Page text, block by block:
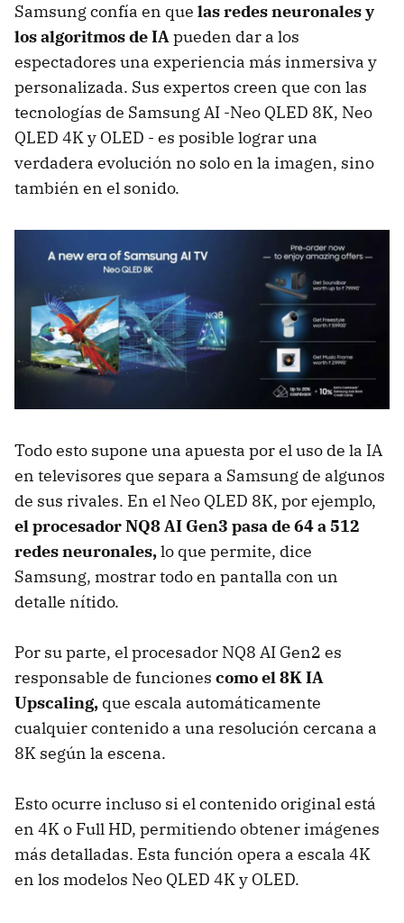
Samsung confía en que las redes neuronales y
los algoritmos de IApueden dar a los
espectadores una experiencia más inmersiva y
personalizada. Sus expertos creen que con las
tecnologías de Samsung AI -Neo QLED 8K, Neo
QLED 4K y OLED - es posible lograr una
verdadera evolución no solo en la imagen, sino
también en el sonido.
Todo esto supone una apuesta por el uso de la IA
en televisores que separa a Samsung de algunos
de sus rivales. En el Neo QLED 8K, por ejemplo,
el procesador NQ8 AI Gen3 pasa de 64 a 512
redes neuronales,lo que permite, dice
Samsung, mostrar todo en pantalla con un
detalle nítido.
Por su parte, el procesador NQ8 AI Gen2 es
responsable de funciones como el 8K IA
Upscaling, que escala automáticamente
cualquier contenido a una resolución cercana a
8K según la escena.
Esto ocurre incluso si el contenido original está
en 4K o Full HD, permitiendo obtener imágenes
más detalladas. Esta función opera a escala 4K
en los modelos Neo QLED 4K y OLED.